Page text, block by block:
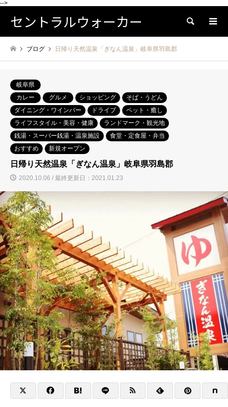
-->
セントラルウォーカー 検索
ブログ 日帰り天然温泉「ぎなん温泉」岐阜県羽島郡
岐阜県
カレー
グルメ ショッピング
そば・うどん
ダイニング・ワインバー
ドライブ
ペット・癒し
ライフスタイル・美容・健康
ランドマーク・観光地
銭湯・スーパー銭湯・温泉施設
食堂・定食屋・弁当
おすすめ
新規オープン
日帰り天然温泉「ぎなん温泉」岐阜県羽島郡
2020.10.06 / 最終更新日：2021.01.23